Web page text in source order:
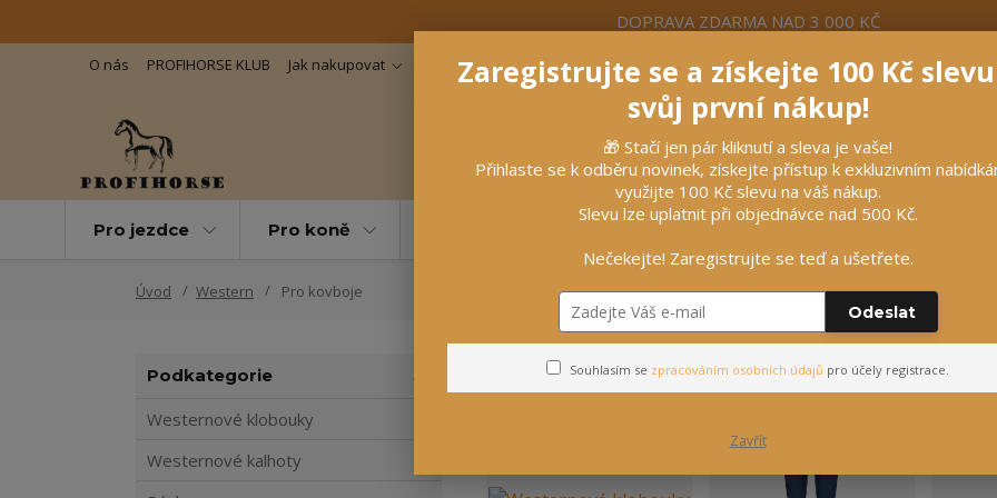
DOPRAVA ZDARMA NAD 3 000 KČ
O nás PROFIHORSE KLUB Jak nakupovat Důležité informace Více Nevíte si rady? Zavolejte. +420
Pro jezdce Pro koně Vybavení stájí
Úvod Western Pro kovboje
Pro kovboje
Podkategorie
Westernové klobouky
Westernové kalhoty
Zaregistrujte se a získejte 100 Kč
svůj první nákup!
🎁 Stačí jen pár kliknutí a sleva je vaše!
Přihlaste se k odběru novinek, získejte přístup k exkluzivním
využijte 100 Kč slevu na váš nákup.
Slevu lze uplatnit při objednávce nad 500 Kč.
Nečekejte! Zaregistrujte se teď a ušetřete.
Odeslat
Souhlasím se zpracováním osobních údajů pro účely registrace.
Zavřít